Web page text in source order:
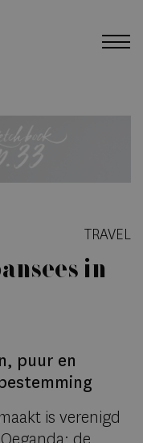
TRAVEL
in
puur en
is verenigd